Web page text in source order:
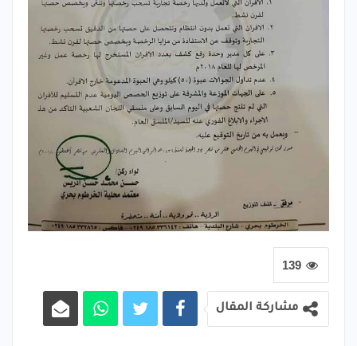
139
مشاركة المقال